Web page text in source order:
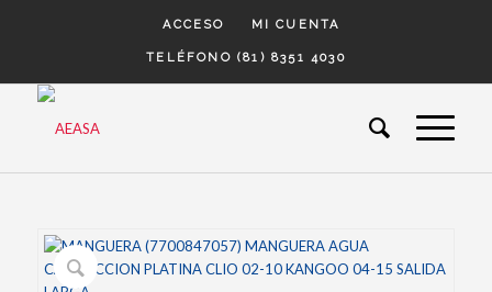
ACCESO MI CUENTA
TELÉFONO (81) 8351 4030